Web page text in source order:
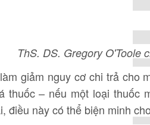
ThS. DS. Gregory O'Toole
giảm nguy cơ chi trả cho
thuốc – nếu một loại thuốc
điều này có thể biện minh